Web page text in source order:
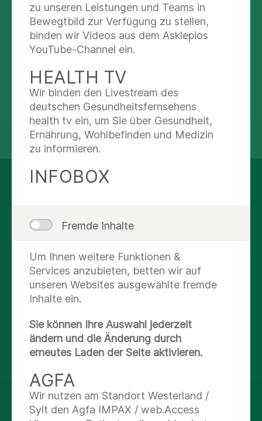
Nachricht schreiben
(0 67 51) 874 165
teilen tweet
Facebook
Youtube
© Asklepios Kliniken GmbH & Co. KGaA 2026
zu unseren Leistungen und Teams in
Bewegtbild zur Verfügung zu stellen,
binden wir Videos aus dem Asklepios
YouTube-Channel ein.
HEALTH TV
Wir binden den Livestream des
deutschen Gesundheitsfernsehens
health tv ein, um Sie über Gesundheit,
Ernährung, Wohlbefinden und Medizin
zu informieren.
INFOBOX
Fremde Inhalte
Um Ihnen weitere Funktionen &
Services anzubieten, betten wir auf
unseren Websites ausgewählte fremde
Inhalte ein.
Sie können Ihre Auswahl jederzeit
ändern und die Änderung durch
erneutes Laden der Seite aktivieren.
AGFA
Wir nutzen am Standort Westerland /
Sylt den Agfa IMPAX / web.Access